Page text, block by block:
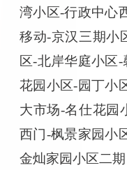
湾小区-行政中心
移动-京汉三期小
区-北岸华庭小区
花园小区-园丁小
大市场-名仕花园
西门-枫景家园小
金灿家园小区二期